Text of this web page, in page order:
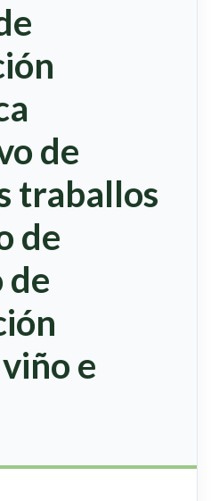
de
traballos
de
de
e